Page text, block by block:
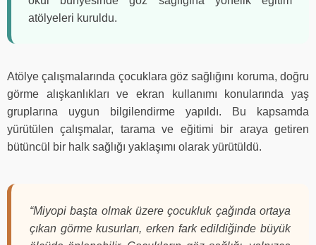
atölyeleri kuruldu.
Atölye çalışmalarında çocuklara göz sağlığını koruma, doğru
görme alışkanlıkları ve ekran kullanımı konularında yaş
gruplarına uygun bilgilendirme yapıldı. Bu kapsamda
yürütülen çalışmalar, tarama ve eğitimi bir araya getiren
bütüncül bir halk sağlığı yaklaşımı olarak yürütüldü.
“Miyopi başta olmak üzere çocukluk çağında ortaya
çıkan görme kusurları, erken fark edildiğinde büyük